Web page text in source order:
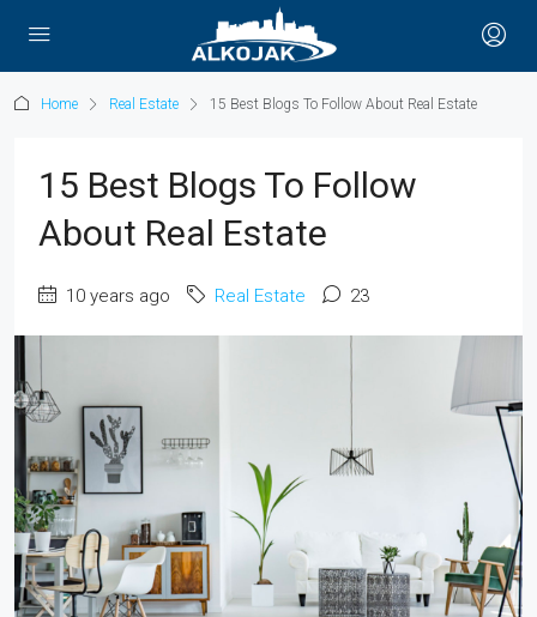
Home Real Estate 15 Best Blogs To Follow About Real Estate
15 Best Blogs To Follow
About Real Estate
10 years ago Real Estate 23